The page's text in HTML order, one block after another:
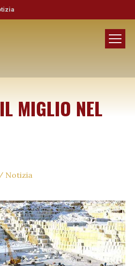
MIGLIO NEL
Notizia